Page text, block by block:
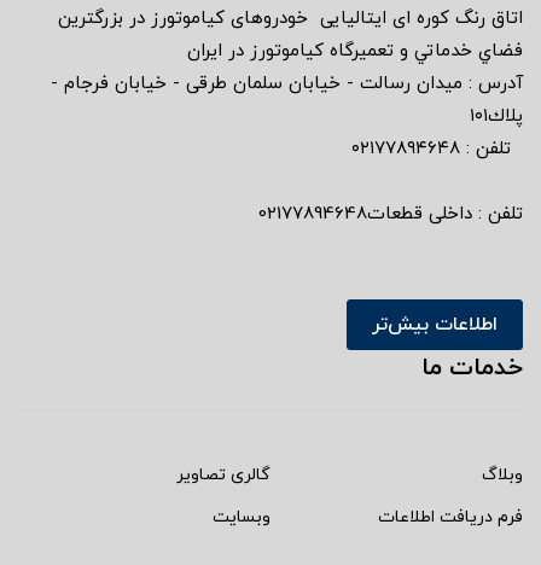
اتاق رنگ كوره اى ايتاليايى خودروهاى كياموتورز در بزرگترين
فضاي خدماتي و تعميرگاه كياموتورز در ايران
آدرس : ميدان رسالت - خيابان سلمان طرقى - خيابان فرجام -
پلاك١٠١
تلفن : ٠٢١٧٧٨٩٤٦٤٨
تلفن : داخلی قطعات02177894648
اطلاعات بیش‌تر
خدمات ما
وبلاگ
گالری تصاویر
فرم دریافت اطلاعات
وبسایت